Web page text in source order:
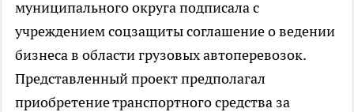
муниципального округа подписала с
учреждением соцзащиты соглашение о ведении
бизнеса в области грузовых автоперевозок.
Представленный проект предполагал
приобретение транспортного средства за